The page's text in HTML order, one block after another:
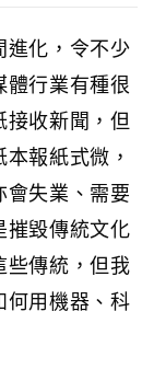
化，令不少
行業有種很
收新聞，但
報紙式微，
失業、需要
毀傳統文化
些傳統，但我
用機器、科